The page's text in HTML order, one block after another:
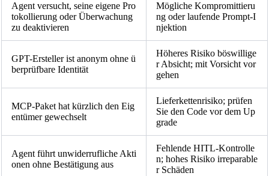
Agent versucht, seine eigene Pro
tokollierung oder Überwachung
zu deaktivieren
Mögliche Kompromittieru
ng oder laufende Prompt-I
njektion
GPT-Ersteller ist anonym ohne ü
berprüfbare Identität
Höheres Risiko böswillige
r Absicht; mit Vorsicht vor
gehen
MCP-Paket hat kürzlich den Eig
entümer gewechselt
Lieferkettenrisiko; prüfen
Sie den Code vor dem Up
grade
Agent führt unwiderrufliche Akti
onen ohne Bestätigung aus
Fehlende HITL-Kontrolle
n; hohes Risiko irreparable
r Schäden